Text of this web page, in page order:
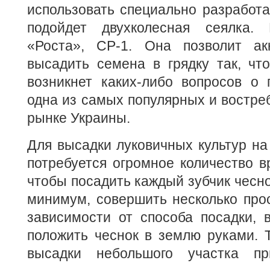
использовать специально
подойдет двухколесная
«Роста», СР-1. Она позволит
высадить семена в грядку так,
возникнет каких-либо вопросов
одна из самых популярных и
рынке Украины.
Для высадки луковичных культур
потребуется огромное количество
чтобы посадить каждый зубчик
минимум, совершить несколько
зависимости от способа посадки,
положить чеснок в землю руками.
высадки небольшого участка